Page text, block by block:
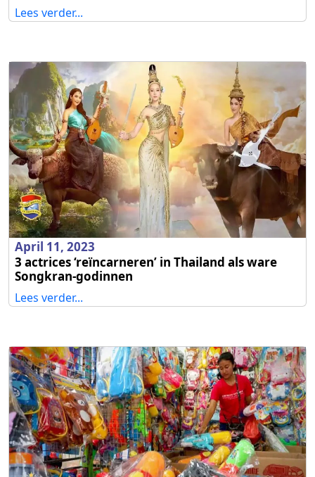
Lees verder...
April 11, 2023
3 actrices ‘reïncarneren’ in Thailand als ware
Songkran-godinnen
Lees verder...